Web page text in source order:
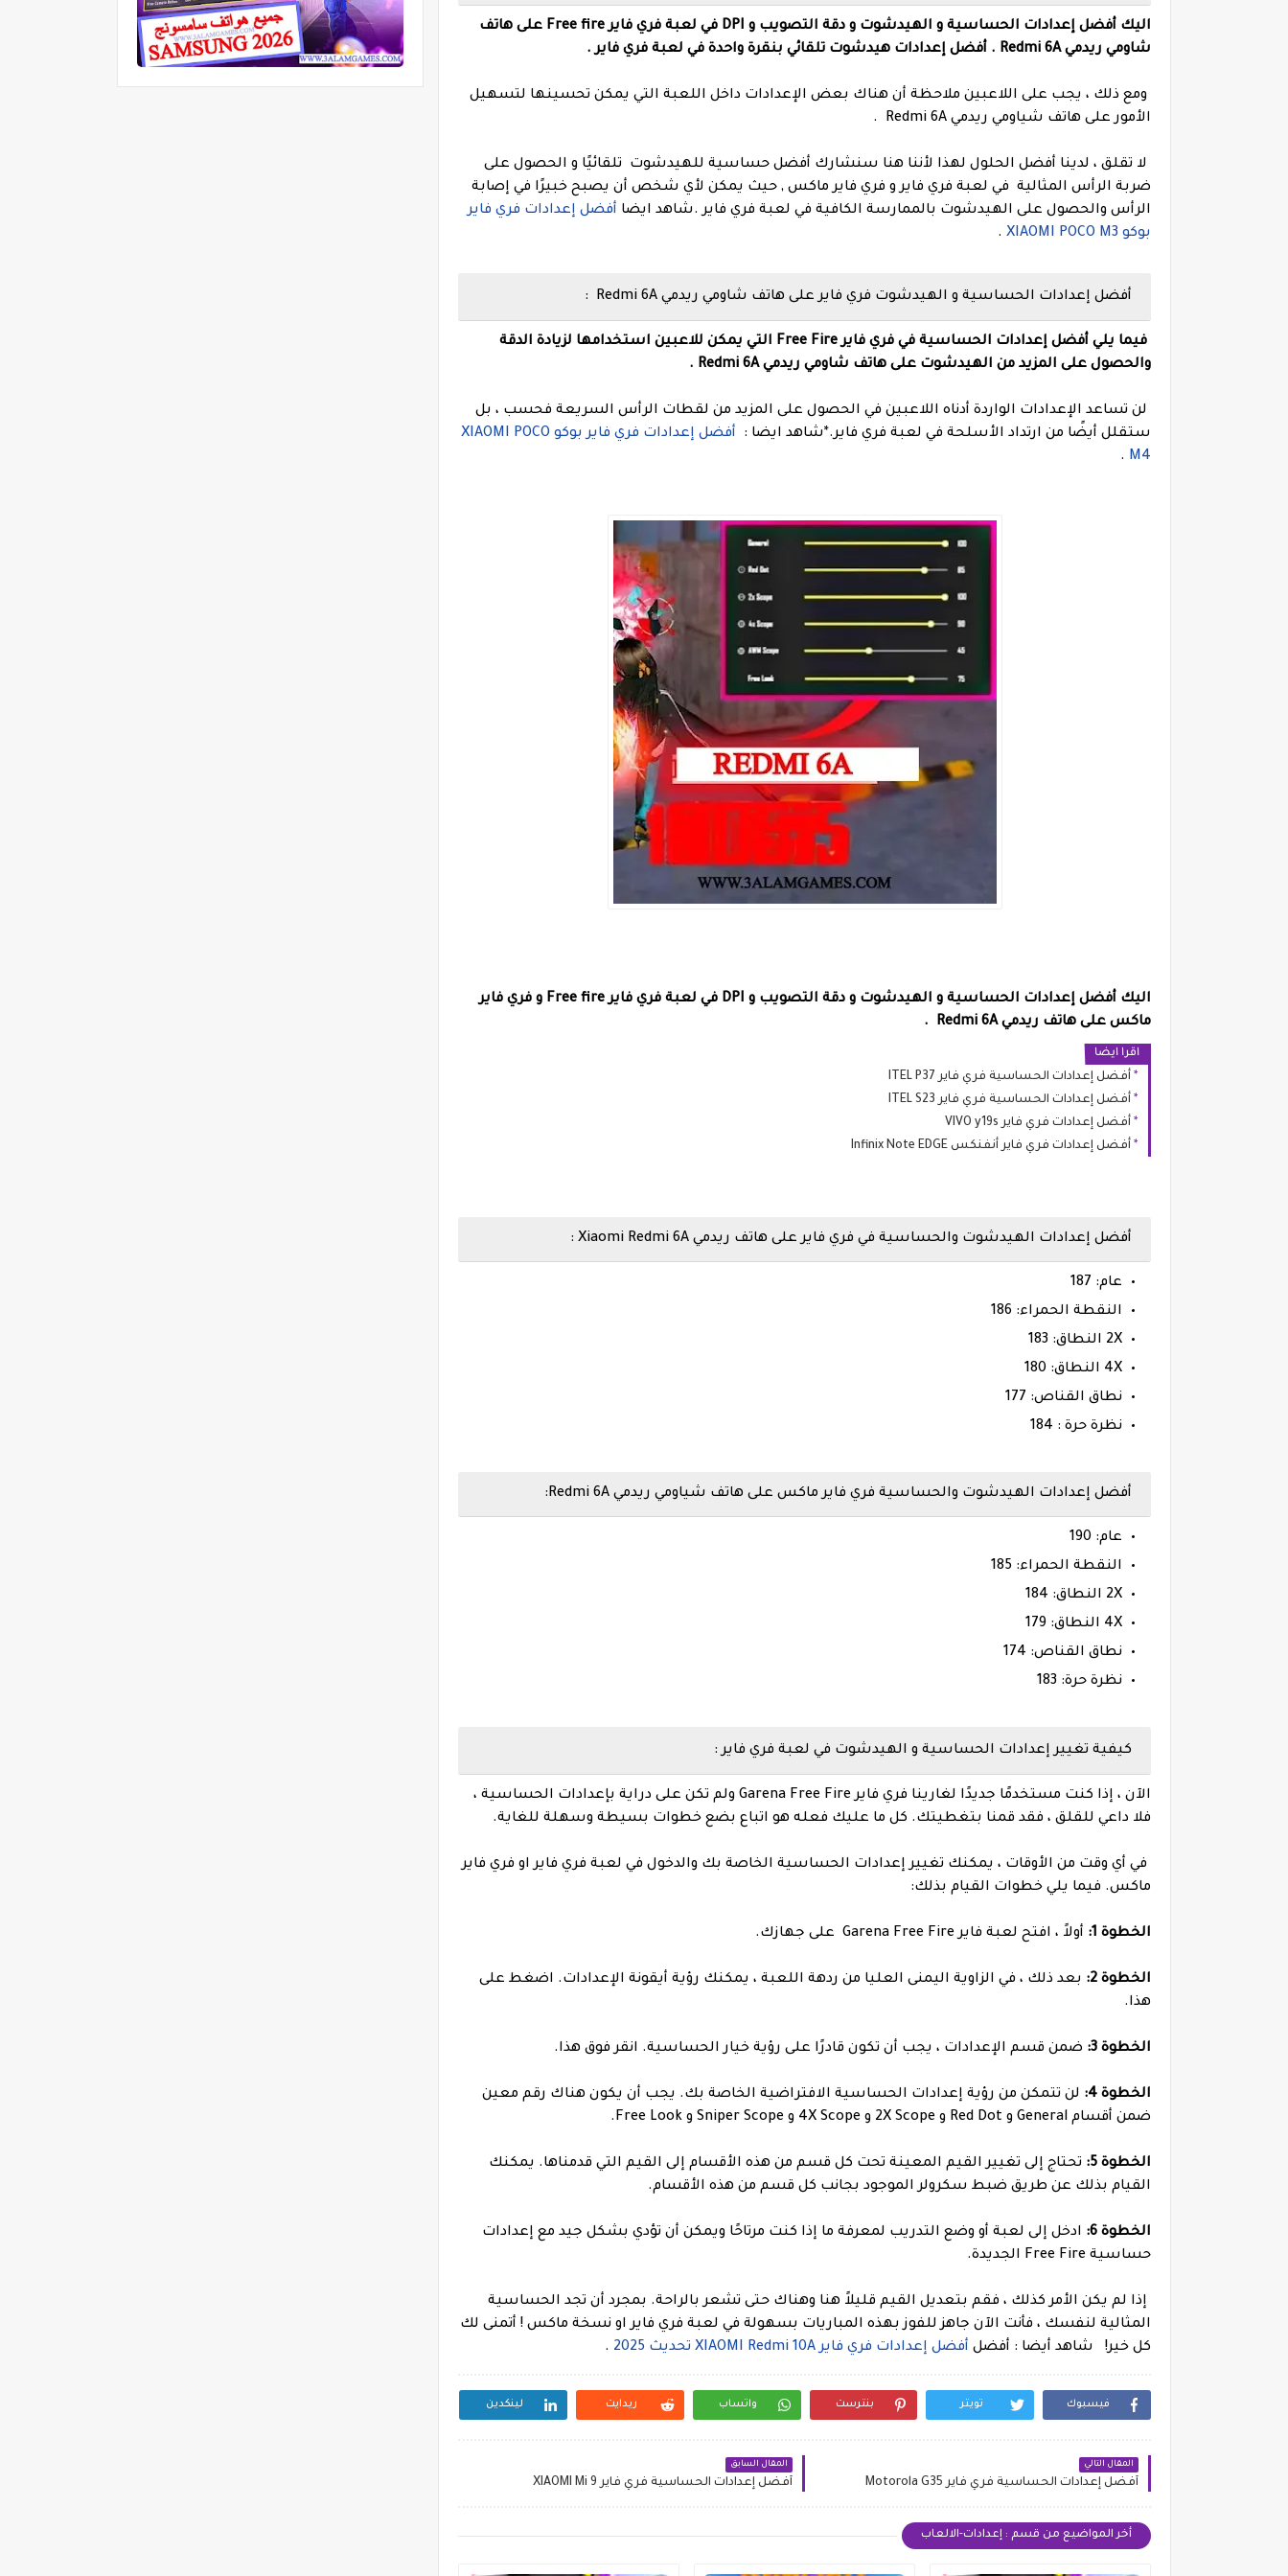
اليك أفضل إعدادات الحساسية و الهيدشوت و دقة التصويب و DPI في لعبة فري فاير Free fire على هاتف
شاومي ريدمي Redmi 6A . أفضل إعدادات هيدشوت تلقائي بنقرة واحدة في لعبة فري فاير .
ومع ذلك ، يجب على اللاعبين ملاحظة أن هناك بعض الإعدادات داخل اللعبة التي يمكن تحسينها لتسهيل
الأمور على هاتف شياومي ريدمي Redmi 6A .
لا تقلق ، لدينا أفضل الحلول لهذا لأننا هنا سنشارك أفضل حساسية للهيدشوت تلقائيًا و الحصول على
ضربة الرأس المثالية في لعبة فري فاير و فري فاير ماكس , حيث يمكن لأي شخص أن يصبح خبيرًا في إصابة
الرأس والحصول على الهيدشوت بالممارسة الكافية في لعبة فري فاير .شاهد ايضا أفضل إعدادات فري فاير
بوكو XIAOMI POCO M3
.
أفضل إعدادات الحساسية و الهيدشوت فري فاير على هاتف شاومي ريدمي Redmi 6A :
فيما يلي أفضل إعدادات الحساسية في فري فاير Free Fire التي يمكن للاعبين استخدامها لزيادة الدقة
والحصول على المزيد من الهيدشوت على هاتف شاومي ريدمي Redmi 6A .
لن تساعد الإعدادات الواردة أدناه اللاعبين في الحصول على المزيد من لقطات الرأس السريعة فحسب ، بل
ستقلل أيضًا من ارتداد الأسلحة في لعبة فري فاير.*شاهد ايضا :
أفضل إعدادات فري فاير بوكو XIAOMI POCO
M4
.
اليك أفضل إعدادات الحساسية و الهيدشوت و دقة التصويب و DPI في لع
بة فري فاير Free fire و فري فاير
ماكس على هاتف ريدمي Redmi 6A .
اقرا ايضا
أفضل إعدادات الحساسية فري فاير ITEL P37
أفضل إعدادات الحساسية فري فاير ITEL S23
أفضل إعدادات فري فاير VIVO y19s
أفضل إعدادات فري فاير أنفنكس Infinix Note EDGE
أفضل إعدادات الهيدشوت والحساسية في فري فاير على هاتف ريدمي Xiaomi Redmi 6A :
عام: 187
النقطة الحمراء: 186
2X النطاق: 183
4X النطاق: 180
نطاق القناص: 177
نظرة حرة : 184
أفضل إعدادات الهيدشوت والحساسية فري فاير ماكس على هاتف شياومي ريدمي Redmi 6A:
عام: 190
النقطة الحمراء: 185
2X النطاق: 184
4X النطاق: 179
نطاق القناص: 174
نظرة حرة: 183
كيفية تغيير إعدادات الحساسية و الهيدشوت في لعبة فري فاير :
الآن ، إذا كنت مستخدمًا جديدًا لغارينا فري فاير Garena Free Fire ولم تكن على دراية بإعدادات الحساسية ،
فلا داعي للقلق ، فقد قمنا بتغطيتك. كل ما عليك فعله هو اتباع بضع خطوات بسيطة وسهلة للغاية.
في أي وقت من الأوقات ، يمكنك تغيير إعدادات الحساسية الخاصة بك والدخول في لعبة فري فاير او فري فاير
ماكس. فيما يلي خطوات القيام بذلك:
الخطوة 1: أولاً ، افتح لعبة فاير Garena Free Fire على جهازك.
الخطوة 2:
بعد ذلك ، في الزاوية اليمنى العليا من ردهة اللعبة ، يمكنك رؤية أيقونة الإعدادات. اضغط على
هذا.
الخطوة 3: ضمن قسم الإعدادات ، يجب أن تكون قادرًا على رؤية خيار الحساسية. انقر فوق هذا.
الخطوة 4:
لن تتمكن من رؤية إعدادات الحساسية الافتراضية الخاصة بك. يجب أن يكون هناك رقم معين
ضمن أقسام General و Red Dot و 2X Scope و 4X Scope و Sniper Scope و Free Look.
الخطوة 5:
تحتاج إلى تغيير القيم المعينة تحت كل قسم من هذه الأقسام إلى القيم التي قدمناها. يمكنك
القيام بذلك عن طريق ضبط سكرولر الموجود بجانب كل قسم من هذه الأقسام.
الخطوة 6:
ادخل إلى لعبة أو وضع التدريب لمعرفة ما إذا كنت مرتاحًا ويمكن أن تؤدي بشكل جيد مع إعدادات
حساسية Free Fire الجديدة.
إذا لم يكن الأمر كذلك ، فقم بتعديل القيم قليلاً هنا وهناك حتى تشعر بالراحة. بمجرد أن تجد الحساسية
المثالية لنفسك ، فأنت الآن جاهز للفوز بهذه المباريات بسهولة في لعبة فري فاير او نسخة ماكس ! أتمنى لك
كل خير!
شاهد أيضا : أفضل أفضل إعدادات فري فاير XIAOMI Redmi 10A تحديث 2025 .
فيسبوك تويتر بنترست واتساب ريدايت لينكدين
المقال التالي
أفضل إعدادات الحساسية فري فاير Motorola G35
المقال السابق
أفضل إعدادات الحساسية فري فاير XIAOMI Mi 9
أخر المواضيع من قسم : إعدادات-الالعاب